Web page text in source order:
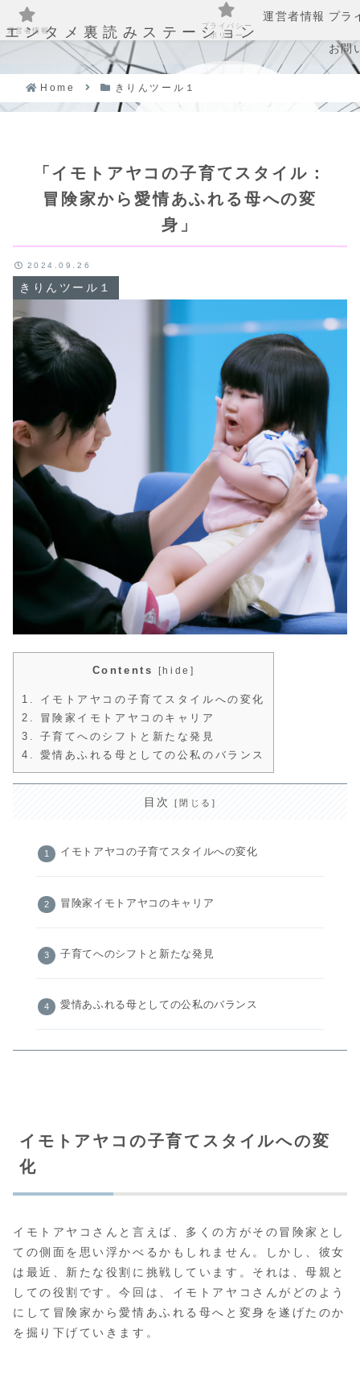
エンタメ裏読みステーション
運営者情報 プラ
お問
Home きりんツール１
「イモトアヤコの子育てスタイル：
冒険家から愛情あふれる母への変
身」
きりんツール１
2024.09.26
Contents [ hide ]
1.
イモトアヤコの子育てスタイルへの変化
2.
冒険家イモトアヤコのキャリア
3.
子育てへのシフトと新たな発見
4.
愛情あふれる母としての公私のバランス
目次
イモトアヤコの子育てスタイルへの変化
冒険家イモトアヤコのキャリア
子育てへのシフトと新たな発見
愛情あふれる母としての公私のバランス
イモトアヤコの子育てスタイルへの変
化
イモトアヤコさんと言えば、多くの方がその冒険家とし
ての側面を思い浮かべるかもしれません。しかし、彼女
は最近、新たな役割に挑戦しています。それは、母親と
しての役割です。今回は、イモトアヤコさんがどのよう
にして冒険家から愛情あふれる母へと変身を遂げたのか
を掘り下げていきます。
運営者情報
プライバシー
ポリシー